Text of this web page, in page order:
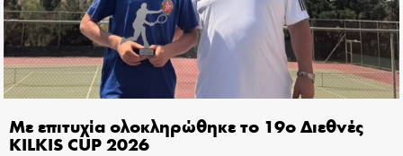
Με επιτυχία ολοκληρώθηκε το 19ο Διεθνές
KILKIS CUP 2026